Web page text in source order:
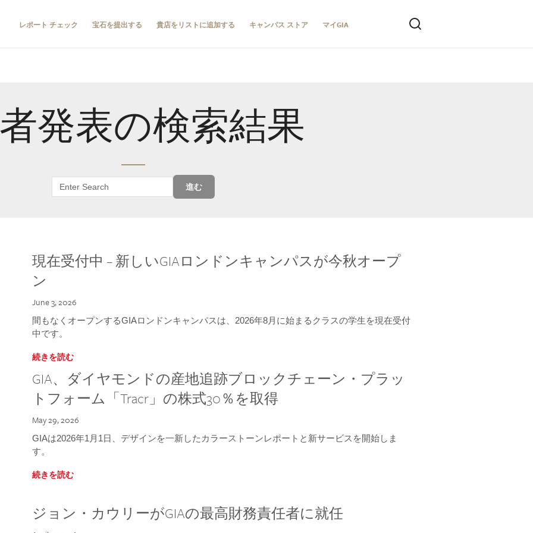
レポート チェック 宝石を提出する 貴店をリストに追加する キャンパス ストア マイGIA
発表の検索結果
進む
現在受付中 – 新しいGIAロンドンキャンパスが今秋オープ
ン
June 3, 2026
間もなくオープンするGIAロンドンキャンパスは、2026年8月に始まるクラスの学生を現在受付
中です。
続きを読む
GIA、ダイヤモンドの産地追跡ブロックチェーン・プラッ
トフォーム「Tracr」の株式30％を取得
May 29, 2026
GIAは2026年1月1日、デザインを一新したカラーストーンレポートと新サービスを開始しま
す。
続きを読む
ジョン・カウリーがGIAの最高財務責任者に就任